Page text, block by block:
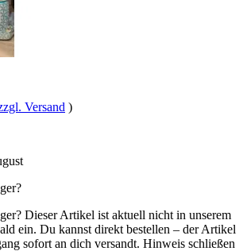
Versand )
Dieser Artikel ist aktuell nicht in unserem
ein. Du kannst direkt bestellen – der Artikel
sofort an dich versandt. Hinweis schließen